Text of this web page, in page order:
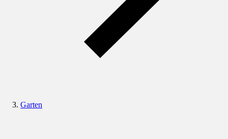
Garten